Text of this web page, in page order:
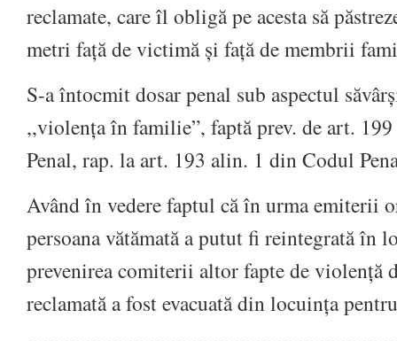
reclamate, care îl obligă pe acesta să
metri față de victimă și față de membrii
S-a întocmit dosar penal sub aspectul
,,violența în familie”, faptă prev. de art.
Penal, rap. la art. 193 alin. 1 din Codul
Având în vedere faptul că în urma emiterii
persoana vătămată a putut fi reintegrată în
prevenirea comiterii altor fapte de violență
reclamată a fost evacuată din locuința